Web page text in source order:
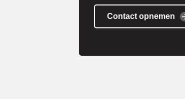
Contact opnemen